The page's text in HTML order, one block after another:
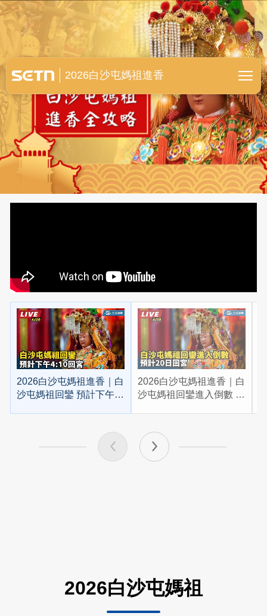
白沙屯媽祖進香全紀錄
2026白沙屯媽祖進香
2026白沙屯媽祖進香｜白
沙屯媽祖回鑾 預計下午
2026白沙屯媽祖進香｜白
沙屯媽祖回鑾進入倒數 預
2026白沙屯媽祖